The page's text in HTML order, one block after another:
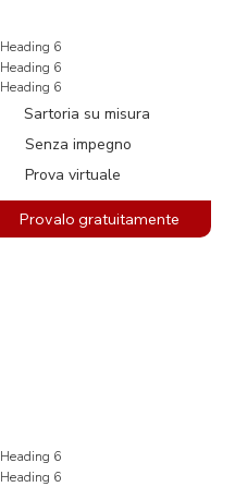
Heading 6
Heading 6
Heading 6
Sartoria su misura
Senza impegno
Prova virtuale
Heading 6
Heading 6